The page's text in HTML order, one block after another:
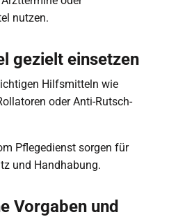
nutzen.
gezielt einsetzen
Hilfsmitteln wie
oder Anti-Rutsch-
Pflegedienst sorgen für
und Handhabung.
Vorgaben und